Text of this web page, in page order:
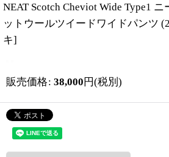
NEAT Scotch Cheviot Wide Type1
ットウールツイードワイドパンツ
キ]
販売価格: 38,000 円(税別)